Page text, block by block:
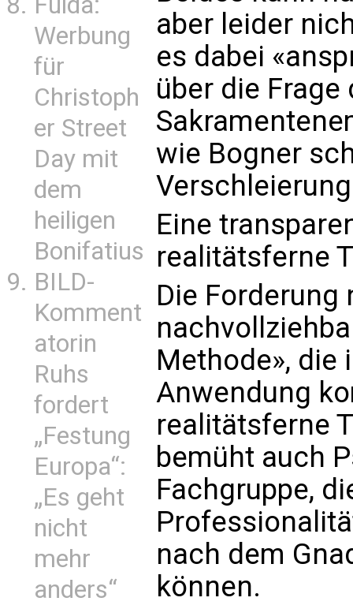
Werbung
für
Christoph
er Street
Day mit
dem
heiligen
Bonifatius
BILD-
Komment
atorin
Ruhs
fordert
„Festung
Europa“:
„Es geht
nicht
mehr
anders“
aber leider
es dabei
über die Frage
wie Bogner
Eine
realitätsferne
Die Forderung
Methode», die
Anwendung
realitätsferne
bemüht auch
Fachgruppe,
nach dem
können.